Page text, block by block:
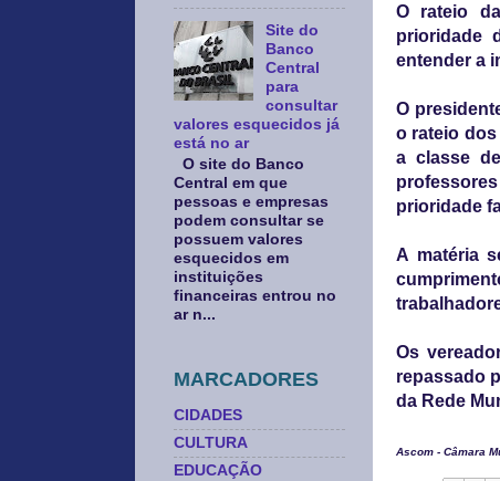
O rateio
prioridade
entender a
O
o rateio dos
a classe
prioridade
A matéria
Os
repassado
da Rede
Ascom - Câmara
Site do
Banco
Central
para
consultar
valores esquecidos já
está no ar
O site do Banco
Central em que
pessoas e empresas
podem consultar se
possuem valores
esquecidos em
instituições
financeiras entrou no
ar n...
MARCADORES
CIDADES
CULTURA
EDUCAÇÃO